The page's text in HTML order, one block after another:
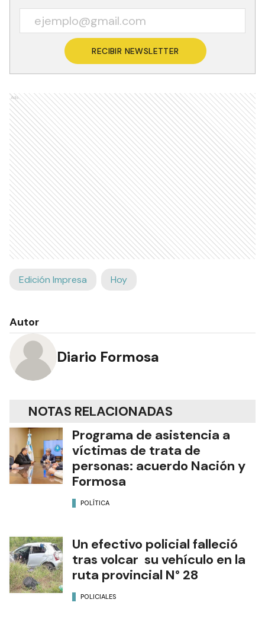
RECIBIR NEWSLETTER
Ads
Edición Impresa Hoy
Autor
Diario Formosa
NOTAS RELACIONADAS
Programa de asistencia a
víctimas de trata de
personas: acuerdo Nación y
Formosa
POLÍTICA
Un efectivo policial falleció
tras volcar su vehículo en la
ruta provincial N° 28
POLICIALES